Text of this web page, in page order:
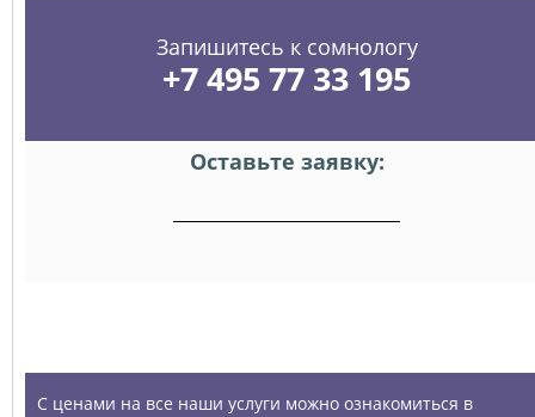
Запишитесь к сомнологу
+7 495 77 33 195
Оставьте заявку:
С ценами на все наши услуги можно ознакомиться в